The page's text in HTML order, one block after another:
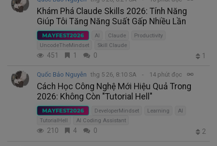
Khám Phá Claude Skills 2026: Tính Năng
Giúp Tôi Tăng Năng Suất Gấp Nhiều Lần
MAYFEST2026 AI Claude
Productivity
UncodeTheMindset
Skill Claude
451 1 0 1
Quốc Bảo Nguyễn thg 5 26, 8:10 SA 14 phút đọc
Cách Học Công Nghệ Mới Hiệu Quả Trong
2026: Không Còn "Tutorial Hell"
MAYFEST2026 DeveloperMindset Learning
AI
TutorialHell
AI Coding Assistant
210 4 0 2